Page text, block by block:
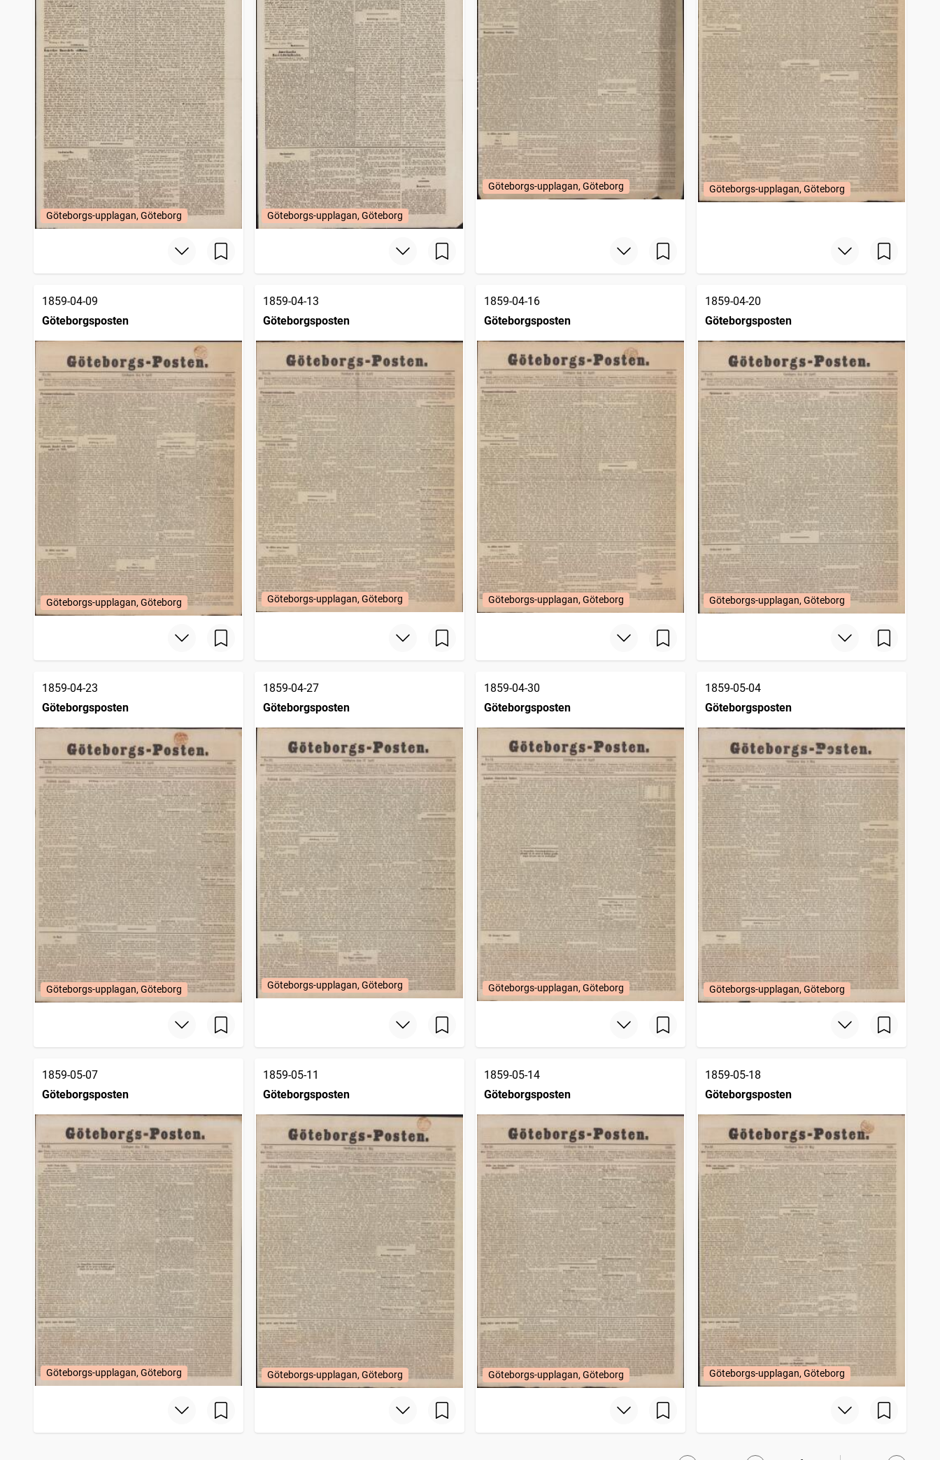
Göteborgs-upplagan, Göteborg Göteborgs-upplagan, Göteborg
Göteborgs-upplagan, Göteborg Göteborgs-upplagan, Göteborg
1859-04-09
Göteborgsposten
Göteborgs-upplagan, Göteborg
1859-04-13
Göteborgsposten
Göteborgs-upplagan, Göteborg
1859-04-16
Göteborgsposten
Göteborgs-upplagan, Göteborg
1859-04-20
Göteborgsposten
Göteborgs-upplagan, Göteborg
1859-04-23
Göteborgsposten
Göteborgs-upplagan, Göteborg
1859-04-27
Göteborgsposten
Göteborgs-upplagan, Göteborg
1859-04-30
Göteborgsposten
Göteborgs-upplagan, Göteborg
1859-05-04
Göteborgsposten
Göteborgs-upplagan, Göteborg
1859-05-07
Göteborgsposten
Göteborgs-upplagan, Göteborg
1859-05-11
Göteborgsposten
Göteborgs-upplagan, Göteborg
1859-05-14
Göteborgsposten
Göteborgs-upplagan, Göteborg
1859-05-18
Göteborgsposten
Göteborgs-upplagan, Göteborg